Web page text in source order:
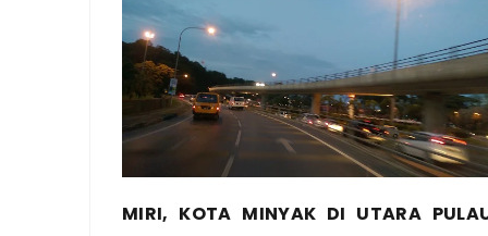
MIRI, KOTA MINYAK DI UTARA